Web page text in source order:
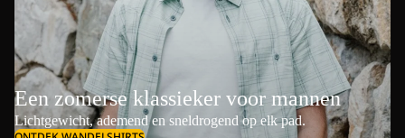
Een zomerse klassieker voor mannen
Lichtgewicht, ademend en sneldrogend op elk pad.